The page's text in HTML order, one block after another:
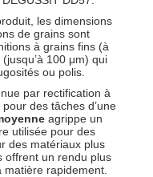
les dimensions
de grains sont
à grains fins (à
100 μm) qui
ou polis.
par rectification à
des tâches d’une
agrippe un
utilisée pour des
des matériaux plus
offrent un rendu plus
rapidement.